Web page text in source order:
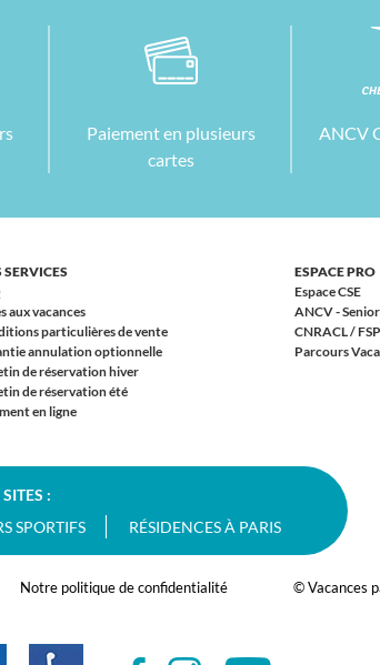
Paiement en plusieurs
cartes
ANCV
SERVICES
aux vacances
particulières de vente
annulation optionnelle
de réservation hiver
de réservation été
en ligne
ESPACE PRO
Espace CSE
ANCV -
CNRACL /
Parcours
:
SPORTIFS RÉSIDENCES À PARIS
Notre politique de confidentialité © Vacances